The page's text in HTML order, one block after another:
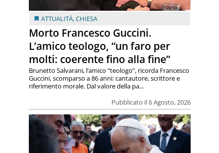
ATTUALITÀ,CHIESA
Morto Francesco Guccini.
L’amico teologo, “un faro per
molti: coerente fino alla fine”
Pubblicato il 6 Agosto, 2026
Brunetto Salvarani, l’amico “teologo”, ricorda Francesco
Guccini, scomparso a 86 anni: cantautore, scrittore e
riferimento morale. Dal valore della pa...